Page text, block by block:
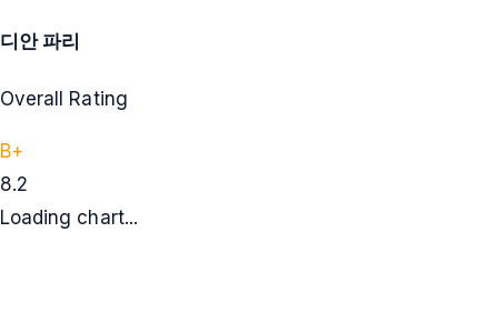
디안 파리
Overall Rating
B+
8.2
Loading chart...